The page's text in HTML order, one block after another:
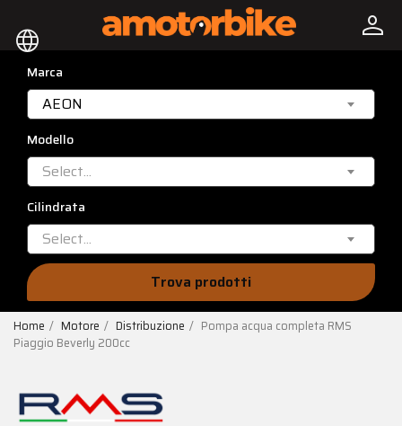
language person
Marca
AEON
Modello
Select...
Cilindrata
Select...
Trova prodotti
Home Motore Distribuzione
Pompa acqua completa RMS
Piaggio Beverly 200cc